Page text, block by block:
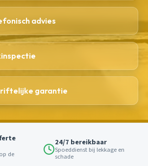
advies
garantie
de
24/7 bereikbaar
Spoeddienst bij lekkage en
schade